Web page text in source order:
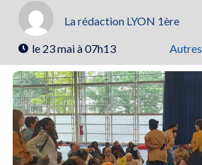
La rédaction LYON 1ère
le 23 mai à 07h13 Autres